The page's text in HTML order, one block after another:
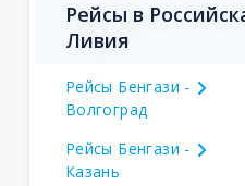
Рейсы в
Ливия
Рейсы Бенгази -
Волгоград
Рейсы Бенгази -
Казань